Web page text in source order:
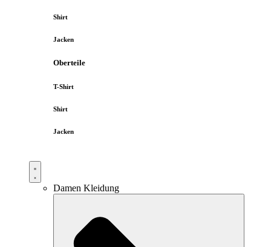
Shirt
Jacken
Oberteile
T-Shirt
Shirt
Jacken
Damen Kleidung